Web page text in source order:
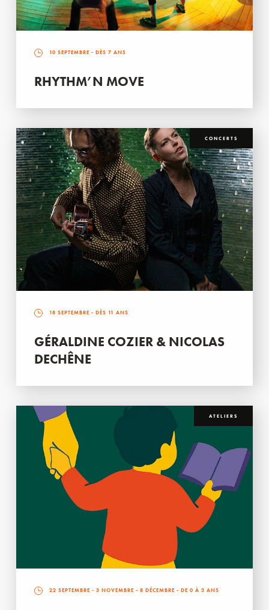
10 SEPTEMBRE - DÈS 7 ANS
RHYTHM’N MOVE
CONCERTS
18 SEPTEMBRE - DÈS 11 ANS
GÉRALDINE COZIER & NICOLAS
DECHÊNE
ATELIERS
22 SEPTEMBRE - 3 NOVEMBRE - 8 DÉCEMBRE - DE 0 À 3 ANS